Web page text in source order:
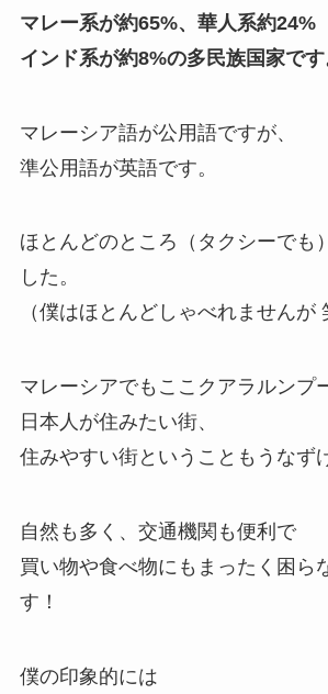
マレー系が約65%、華人系約24%
インド系が約8%の多民族国家です
マレーシア語が公用語ですが、
準公用語が英語です。
ほとんどのところ（タクシーでも
した。
（僕はほとんどしゃべれませんが
マレーシアでもここクアラルンプ
日本人が住みたい街、
住みやすい街ということもうなず
自然も多く、交通機関も便利で
買い物や食べ物にもまったく困ら
す！
僕の印象的には